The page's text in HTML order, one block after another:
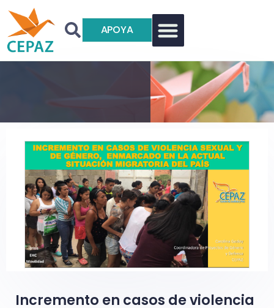
APOYA
Incremento en casos de violencia